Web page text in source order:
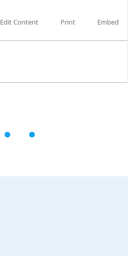
Edit Content
Print Embed